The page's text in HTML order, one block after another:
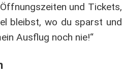
und Tickets,
bleibst, wo du sparst und
Ausflug noch nie!“